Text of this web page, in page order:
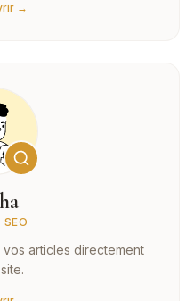
→
SEO
articles directement